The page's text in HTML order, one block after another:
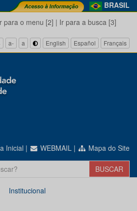
BRASIL
para o menu [2] | Ir para a busca [3]
a- a English Español Français
Inicial | WEBMAIL | Mapa do Site
Institucional